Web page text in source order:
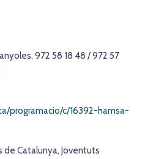
972 58 18 48 / 972 57
programacio/c/16392-hamsa-
de Catalunya, Joventuts